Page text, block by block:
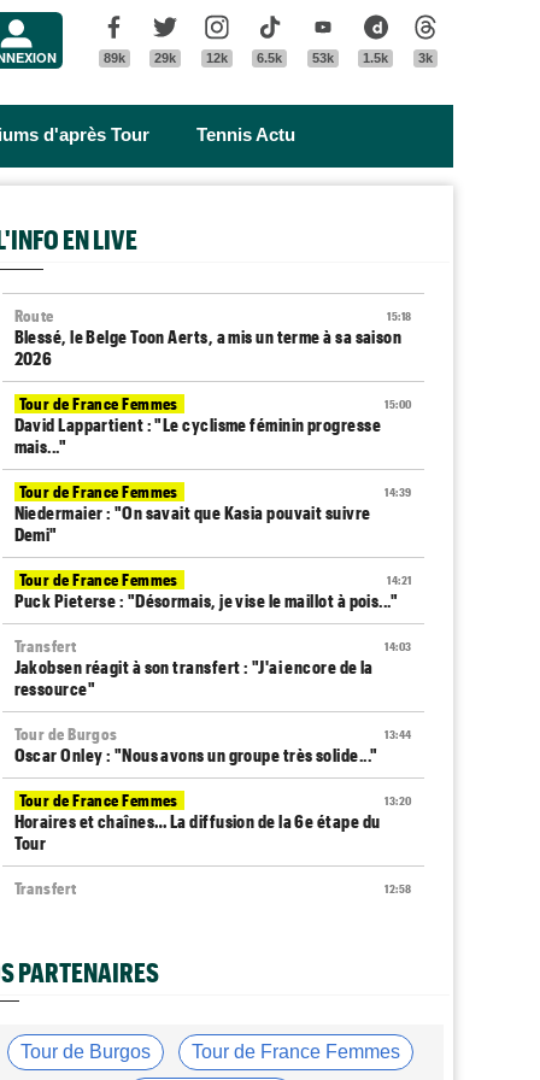
Facebook
89k
Twitter
29k
Instagram
12k
Tik Tok
6.5k
Youtube
53k
Dailymotion
1.5k 3k
d'après Tour Tennis Actu
EN LIVE
15:18
Route
Blessé, le Belge Toon Aerts, a mis un terme à sa saison
2026
15:00
Tour de France Femmes
David Lappartient : "Le cyclisme féminin progresse
mais..."
14:39
Tour de France Femmes
Niedermaier : "On savait que Kasia pouvait suivre
Demi"
14:21
Tour de France Femmes
Puck Pieterse : "Désormais, je vise le maillot à pois..."
14:03
Transfert
Jakobsen réagit à son transfert : "J'ai encore de la
ressource"
13:44
Tour de Burgos
Oscar Onley : "Nous avons un groupe très solide..."
13:20
Tour de France Femmes
Horaires et chaînes… La diffusion de la 6e étape du
Tour
12:58
Transfert
Média
Cyclism’Actu recrute des rédacteurs… si cela vous
12:25
Tour de Pologne
PARTENAIRES
Tour de Burgos Tour de France Femmes